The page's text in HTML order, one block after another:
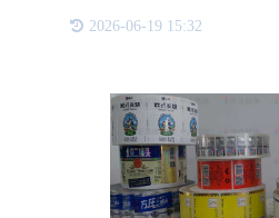
二的身份码，这个身份码就是
个二维码可以记录产品从原材
2026-06-19 15:32